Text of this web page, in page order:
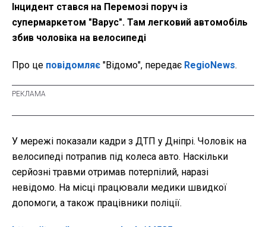
Інцидент стався на Перемозі поруч із
супермаркетом "Варус". Там легковий автомобіль
збив чоловіка на велосипеді
Про це повідомляє "Відомо", передає RegioNews.
У мережі показали кадри з ДТП у Дніпрі. Чоловік на
велосипеді потрапив під колеса авто. Наскільки
серйозні травми отримав потерпілий, наразі
невідомо. На місці працювали медики швидкої
допомоги, а також працівники поліції.